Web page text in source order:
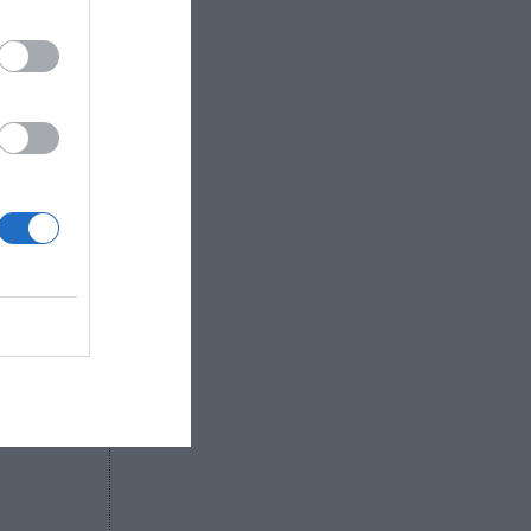
del
la FIBA,
al
de
la
de